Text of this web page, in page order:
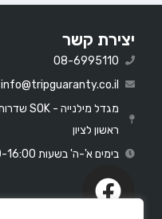
יצירת קשר
08-6995110
info@tripguaranty.co.il
ראשון לציון
בימים א'-ה' בשעות 09:00-16:00